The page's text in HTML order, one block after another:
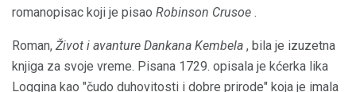
romanopisac koji je pisao Robinson Crusoe .
Roman, Život i avanture Dankana Kembela , bila je izuzetna
knjiga za svoje vreme. Pisana 1729. opisala je kćerka lika
Loggina kao "čudo duhovitosti i dobre prirode" koja je imala